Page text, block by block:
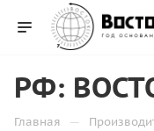
РФ:
Главная —